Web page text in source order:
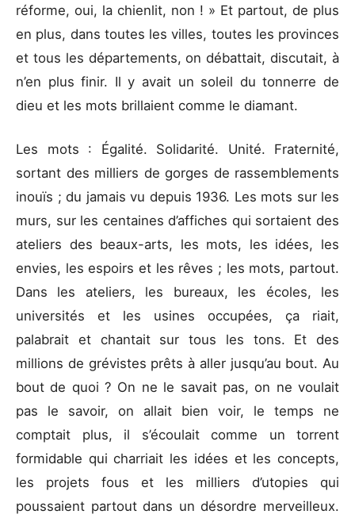
réforme, oui, la chienlit, non ! » Et partout, de plus
en plus, dans toutes les villes, toutes les provinces
et tous les départements, on débattait, discutait, à
n’en plus finir. Il y avait un soleil du tonnerre de
dieu et les mots brillaient comme le diamant.
Les mots : Égalité. Solidarité. Unité. Fraternité,
sortant des milliers de gorges de rassemblements
inouïs ; du jamais vu depuis 1936. Les mots sur les
murs, sur les centaines d’affiches qui sortaient des
ateliers des beaux-arts, les mots, les idées, les
envies, les espoirs et les rêves ; les mots, partout.
Dans les ateliers, les bureaux, les écoles, les
universités et les usines occupées, ça riait,
palabrait et chantait sur tous les tons. Et des
millions de grévistes prêts à aller jusqu’au bout. Au
bout de quoi ? On ne le savait pas, on ne voulait
pas le savoir, on allait bien voir, le temps ne
comptait plus, il s’écoulait comme un torrent
formidable qui charriait les idées et les concepts,
les projets fous et les milliers d’utopies qui
poussaient partout dans un désordre merveilleux.